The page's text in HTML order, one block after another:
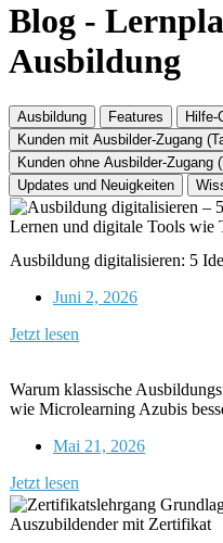
Blog -
Ausbildung
Ausbildung Features
Hilfe-
Kunden mit Ausbilder-Zugang
Kunden ohne Ausbilder-Zugang
Updates und Neuigkeiten
Ausbildung digitalisieren: 5
Juni 2, 2026
Jetzt lesen
Warum klassische
wie Microlearning Azubis
Mai 21, 2026
Jetzt lesen